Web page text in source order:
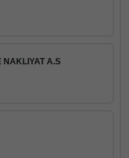
NAKLIYAT A.S